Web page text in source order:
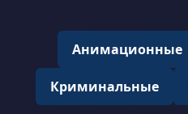
Анимационные
Криминальные